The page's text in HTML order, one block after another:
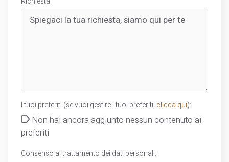
I tuoi preferiti (se vuoi gestire i tuoi preferiti, clicca qui):
Non hai ancora aggiunto nessun contenuto ai
preferiti
Consenso al trattamento dei dati personali: